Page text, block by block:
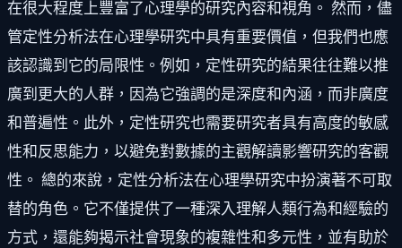
在很大程度上豐富了心理學的研究內容和視角。 然而，儘
管定性分析法在心理學研究中具有重要價值，但我們也應
該認識到它的局限性。例如，定性研究的結果往往難以推
廣到更大的人群，因為它強調的是深度和內涵，而非廣度
和普遍性。此外，定性研究也需要研究者具有高度的敏感
性和反思能力，以避免對數據的主觀解讀影響研究的客觀
性。 總的來說，定性分析法在心理學研究中扮演著不可取
替的角色。它不僅提供了一種深入理解人類行為和經驗的
方式，還能夠揭示社會現象的複雜性和多元性，並有助於